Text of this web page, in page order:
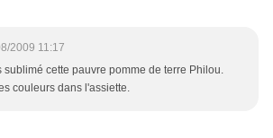
2009 11:17
sublimé cette pauvre pomme de terre Philou.
couleurs dans l'assiette.